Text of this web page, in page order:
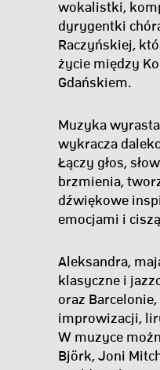
wokalistki,
dyrygentki
Raczyńskiej,
życie między
Gdańskiem.
Muzyka
wykracza
Łączy głos,
brzmienia,
dźwiękowe
emocjami i
Aleksandra,
klasyczne i
oraz
improwizacji,
W muzyce
Björk, Joni